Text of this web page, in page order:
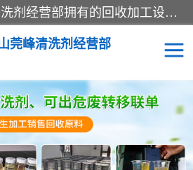
东莞市大岭山莞峰清洗剂经营部拥有的回收加工设备，大量废油回收、废清洗剂回收、废溶剂油回收、机械废油废清洗剂回收、废碳氢回收、碳氢液压油回收、碳氢二氯回收等废清洗剂处理；我们只是提供废旧化工原料的循环使用存放点，执行正规的存放，有正规的回收资质处理。同时我们公司批发零售回收级清洗剂，脱模油再生基础油，质量保证。
莞峰清洗剂经营部
废清洗剂回收
机械废油废清洗剂回收